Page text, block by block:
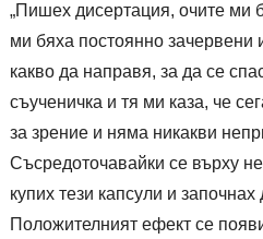
„Пишех дисертация, очите ми
ми бяха постоянно зачервени
какво да направя, за да се
съученичка и тя ми каза, че
за зрение и няма никакви
Съсредоточавайки се върху
купих тези капсули и
Положителният ефект се